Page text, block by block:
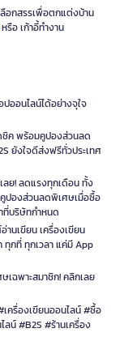
อกสรรเพื่อตกแต่งบ้าน
หรือ เก้าอี้ทำงาน
ออนไลน์ได้อย่างจุใจ
ชิค พร้อมคูปองส่วนลด
ยังใจดีส่งฟรีทั่วประเทศ
ลย! ลดแรงทุกเดือน ทั้ง
ปองส่วนลดพิเศษเมื่อซื้อ
ที่บริษัทกำหนด
นเขียน เครื่องเขียน
ทุกที่ ทุกเวลา แค่มี App
เฉพาะสมาชิก! คลิกเลย
ครื่องเขียนออนไลน์ #ซื้อ
น์ #B2S #ร้านเครื่อง